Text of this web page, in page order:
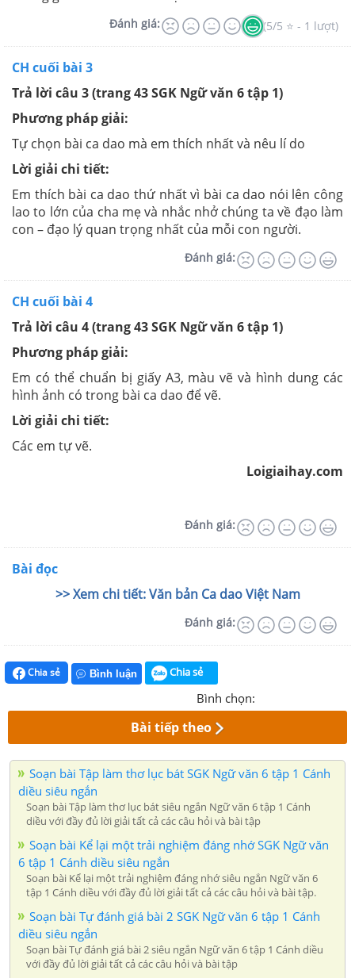
Đánh giá: (5/5 ⭐ - 1 lượt)
CH cuối bài 3
Trả lời câu 3 (trang 43 SGK Ngữ văn 6 tập 1)
Phương pháp giải:
Tự chọn bài ca dao mà em thích nhất và nêu lí do
Lời giải chi tiết:
Em thích bài ca dao thứ nhất vì bài ca dao nói lên công
lao to lớn của cha mẹ và nhắc nhở chúng ta về đạo làm
con – đạo lý quan trọng nhất của mỗi con người.
Đánh giá:
CH cuối bài 4
Trả lời câu 4 (trang 43 SGK Ngữ văn 6 tập 1)
Phương pháp giải:
Em có thể chuẩn bị giấy A3, màu vẽ và hình dung các
hình ảnh có trong bài ca dao để vẽ.
Lời giải chi tiết:
Các em tự vẽ.
Loigiaihay.com
Đánh giá:
Bài đọc
>> Xem chi tiết: Văn bản Ca dao Việt Nam
Đánh giá:
Chia sẻ Bình luận Chia sẻ
Bình chọn:
Bài tiếp theo
Soạn bài Tập làm thơ lục bát SGK Ngữ văn 6 tập 1 Cánh
diều siêu ngắn
Soạn bài Tập làm thơ lục bát siêu ngắn Ngữ văn 6 tập 1 Cánh
diều với đầy đủ lời giải tất cả các câu hỏi và bài tập
Soạn bài Kể lại một trải nghiệm đáng nhớ SGK Ngữ văn
6 tập 1 Cánh diều siêu ngắn
Soạn bài Kể lại một trải nghiệm đáng nhớ siêu ngắn Ngữ văn 6
tập 1 Cánh diều với đầy đủ lời giải tất cả các câu hỏi và bài tập.
Soạn bài Tự đánh giá bài 2 SGK Ngữ văn 6 tập 1 Cánh
diều siêu ngắn
Soạn bài Tự đánh giá bài 2 siêu ngắn Ngữ văn 6 tập 1 Cánh diều
với đầy đủ lời giải tất cả các câu hỏi và bài tập